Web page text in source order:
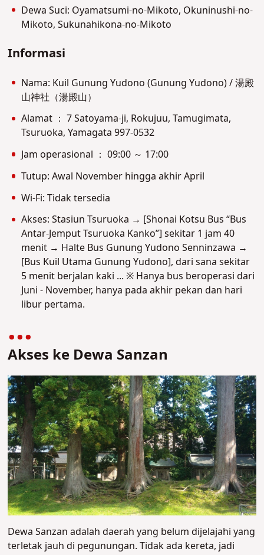
Dewa Suci: Oyamatsumi-no-Mikoto, Okuninushi-no-
Mikoto, Sukunahikona-no-Mikoto
Informasi
Nama: Kuil Gunung Yudono (Gunung Yudono) / 湯殿
山神社（湯殿山）
Alamat ： 7 Satoyama-ji, Rokujuu, Tamugimata,
Tsuruoka, Yamagata 997-0532
Jam operasional ： 09:00 ～ 17:00
Tutup: Awal November hingga akhir April
Wi-Fi: Tidak tersedia
Akses: Stasiun Tsuruoka → [Shonai Kotsu Bus “Bus
Antar-Jemput Tsuruoka Kanko”] sekitar 1 jam 40
menit → Halte Bus Gunung Yudono Senninzawa →
[Bus Kuil Utama Gunung Yudono], dari sana sekitar
5 menit berjalan kaki ... ※ Hanya bus beroperasi dari
Juni - November, hanya pada akhir pekan dan hari
libur pertama.
Akses ke Dewa Sanzan
Dewa Sanzan adalah daerah yang belum dijelajahi yang
terletak jauh di pegunungan. Tidak ada kereta, jadi